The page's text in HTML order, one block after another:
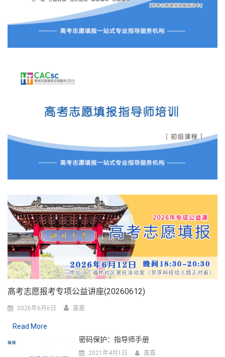
高考志愿报考专项公益讲座(20260612)
2026年6月6日 嘉嘉
Read More
密码保护：指导师手册
2021年4月1日 嘉嘉